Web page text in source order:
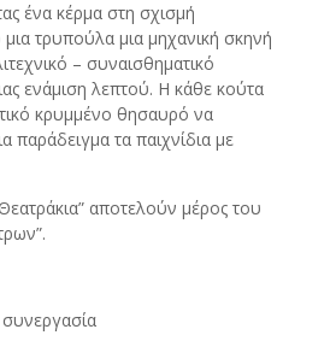
ένα κέρμα στη σχισμή
τρυπούλα μια μηχανική σκηνή
– συναισθηματικό
ενάμιση λεπτού. Η κάθε κούτα
κρυμμένο θησαυρό να
παράδειγμα τα παιχνίδια με
αποτελούν μέρος του